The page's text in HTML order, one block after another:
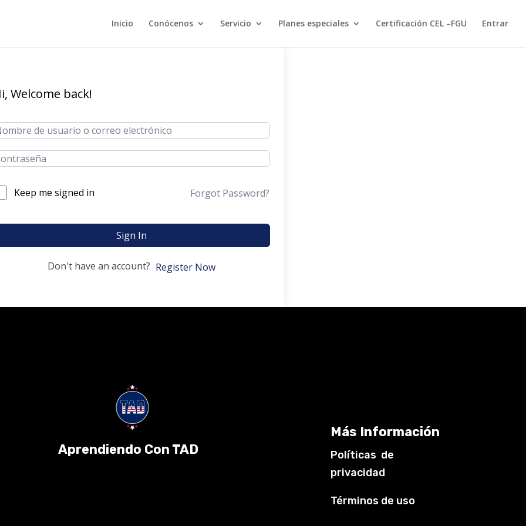
Inicio Conócenos Servicio Planes especiales Certificación CEL –FGU Entrar
Welcome back!
Keep me signed in Forgot Password?
Sign In
Don't have an account? Register Now
Aprendiendo Con TAD
Más Información
Políticas de
privacidad
Términos de uso